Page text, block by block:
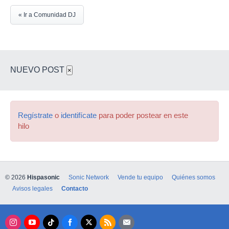
« Ir a Comunidad DJ
NUEVO POST ×
Regístrate o identifícate para poder postear en este
hilo
© 2026 Hispasonic Sonic Network Vende tu equipo
Quiénes somos
Avisos legales
Contacto